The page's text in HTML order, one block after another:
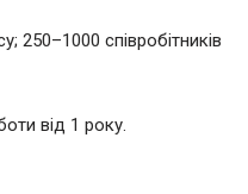
250–1000 співробітників
від 1 року.